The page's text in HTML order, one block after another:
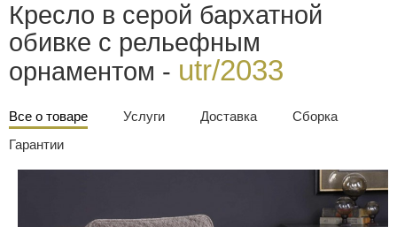
Кресло в серой бархатной
обивке с рельефным
орнаментом - utr/2033
Все о товаре Услуги Доставка
Сборка
Гарантии